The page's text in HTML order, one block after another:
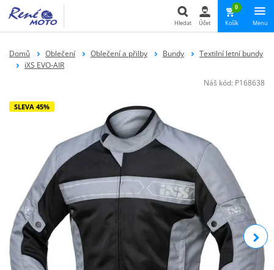
Hledat
Hledat Účet
0
Košík Menu
Domů Oblečení Oblečení a přilby Bundy
Textilní letní bundy
iXS EVO-AIR
Náš kód: P168638
SLEVA 45%